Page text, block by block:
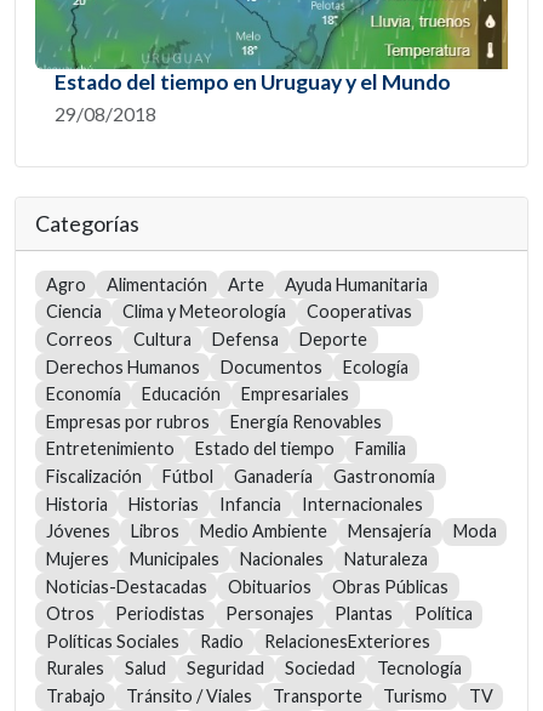
Estado del tiempo en Uruguay y el Mundo
29/08/2018
Categorías
Agro Alimentación Arte
Ayuda Humanitaria
Ciencia
Clima y Meteorología
Cooperativas
Correos
Cultura Defensa
Deporte
Derechos Humanos
Documentos
Ecología
Economía
Educación
Empresariales
Empresas por rubros
Energía Renovables
Entretenimiento
Estado del tiempo
Familia
Fiscalización
Fútbol Ganadería
Gastronomía
Historia
Historias Infancia
Internacionales
Jóvenes
Libros Medio Ambiente Mensajería
Moda
Mujeres
Municipales Nacionales
Naturaleza
Noticias-Destacadas
Obituarios
Obras Públicas
Otros
Periodistas Personajes Plantas
Política
Políticas Sociales
Radio
RelacionesExteriores
Rurales
Salud Seguridad Sociedad
Tecnología
Trabajo
Tránsito / Viales Transporte Turismo
TV